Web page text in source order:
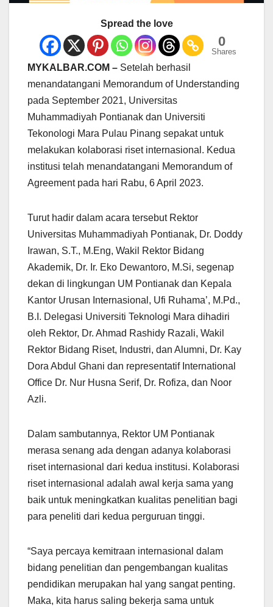
Spread the love
0
Shares
MYKALBAR.COM – Setelah berhasil
menandatangani Memorandum of Understanding
pada September 2021, Universitas
Muhammadiyah Pontianak dan Universiti
Tekonologi Mara Pulau Pinang sepakat untuk
melakukan kolaborasi riset internasional. Kedua
institusi telah menandatangani Memorandum of
Agreement pada hari Rabu, 6 April 2023.
Turut hadir dalam acara tersebut Rektor
Universitas Muhammadiyah Pontianak, Dr. Doddy
Irawan, S.T., M.Eng, Wakil Rektor Bidang
Akademik, Dr. Ir. Eko Dewantoro, M.Si, segenap
dekan di lingkungan UM Pontianak dan Kepala
Kantor Urusan Internasional, Ufi Ruhama’, M.Pd.,
B.I. Delegasi Universiti Teknologi Mara dihadiri
oleh Rektor, Dr. Ahmad Rashidy Razali, Wakil
Rektor Bidang Riset, Industri, dan Alumni, Dr. Kay
Dora Abdul Ghani dan representatif International
Office Dr. Nur Husna Serif, Dr. Rofiza, dan Noor
Azli.
Dalam sambutannya, Rektor UM Pontianak
merasa senang ada dengan adanya kolaborasi
riset internasional dari kedua institusi. Kolaborasi
riset internasional adalah awal kerja sama yang
baik untuk meningkatkan kualitas penelitian bagi
para peneliti dari kedua perguruan tinggi.
“Saya percaya kemitraan internasional dalam
bidang penelitian dan pengembangan kualitas
pendidikan merupakan hal yang sangat penting.
Maka, kita harus saling bekerja sama untuk